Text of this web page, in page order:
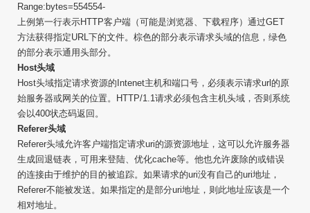
Range:bytes=554554-
上例第一行表示HTTP客户端（可能是浏览器、下载程序）通过GET
方法获得指定URL下的文件。棕色的部分表示请求头域的信息，绿色
的部分表示通用头部分。
Host头域
Host头域指定请求资源的Intenet主机和端口号，必须表示请求url的原
始服务器或网关的位置。HTTP/1.1请求必须包含主机头域，否则系统
会以400状态码返回。
Referer头域
Referer头域允许客户端指定请求uri的源资源地址，这可以允许服务器
生成回退链表，可用来登陆、优化cache等。他也允许废除的或错误
的连接由于维护的目的被追踪。如果请求的uri没有自己的uri地址，
Referer不能被发送。如果指定的是部分uri地址，则此地址应该是一个
相对地址。